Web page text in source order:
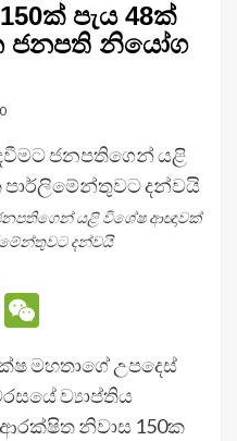
පැය 48ක්
ජනපති නියෝග
0
යළි විශේෂ ආඥාවක්
දන්වයි
Line
මහතාගේ උපදෙස්
ව්‍යාප්තිය
නිවාස 150ක